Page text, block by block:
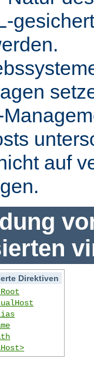
auf
Direktiven